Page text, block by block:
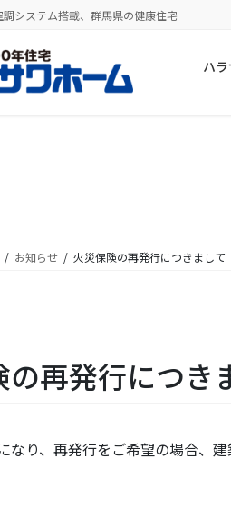
システム搭載、群馬県の健康住宅
ハ
お知らせ 火災保険の再発行につきまして
の再発行につき
なり、再発行をご希望の場合、